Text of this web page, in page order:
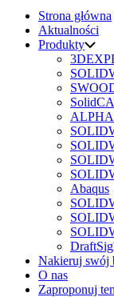
Strona główna
Aktualności
Produkty
Abaqus
Nakieruj swój
O nas
Zaproponuj